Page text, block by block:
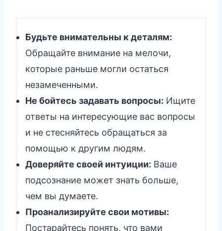
Будьте внимательны к деталям:
Обращайте внимание на мелочи,
которые раньше могли остаться
незамеченными.
Не бойтесь задавать вопросы: Ищите
ответы на интересующие вас вопросы
и не стесняйтесь обращаться за
помощью к другим людям.
Доверяйте своей интуиции: Ваше
подсознание может знать больше,
чем вы думаете.
Проанализируйте свои мотивы:
Постарайтесь понять, что вами